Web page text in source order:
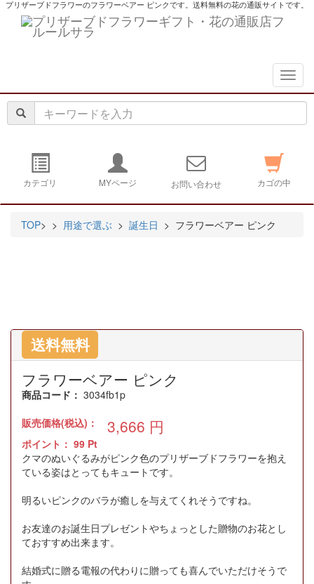
プリザーブドフラワーのフラワーベアー ピンクです。送料無料の花の通販サイトです。
カテゴリ MYページ お問い合わせ カゴの中
TOP> > 用途で選ぶ > 誕生日 > フラワーベアー ピンク
送料無料
フラワーベアー ピンク
商品コード： 3034fb1p
販売価格(税込)： 3,666 円
ポイント： 99 Pt
クマのぬいぐるみがピンク色のプリザーブドフラワーを抱え
ている姿はとってもキュートです。
明るいピンクのバラが癒しを与えてくれそうですね。
お友達のお誕生日プレゼントやちょっとした贈物のお花とし
ておすすめ出来ます。
結婚式に贈る電報の代わりに贈っても喜んでいただけそうで